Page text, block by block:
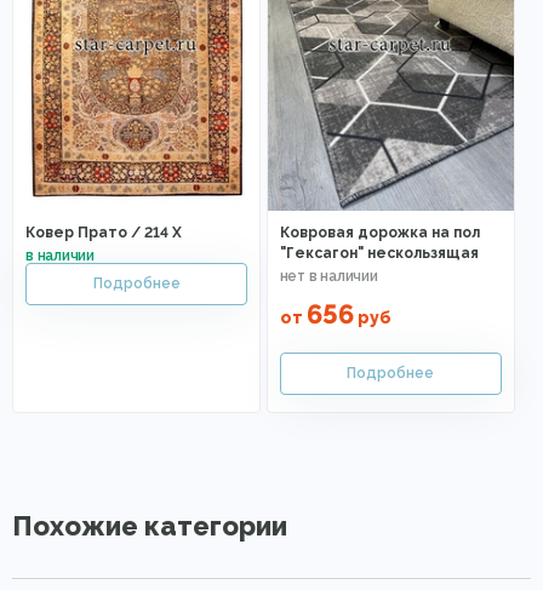
Ковер Прато / 214 X
Ковровая дорожка на пол
"Гексагон" нескользящая
от 656руб
Похожие категории